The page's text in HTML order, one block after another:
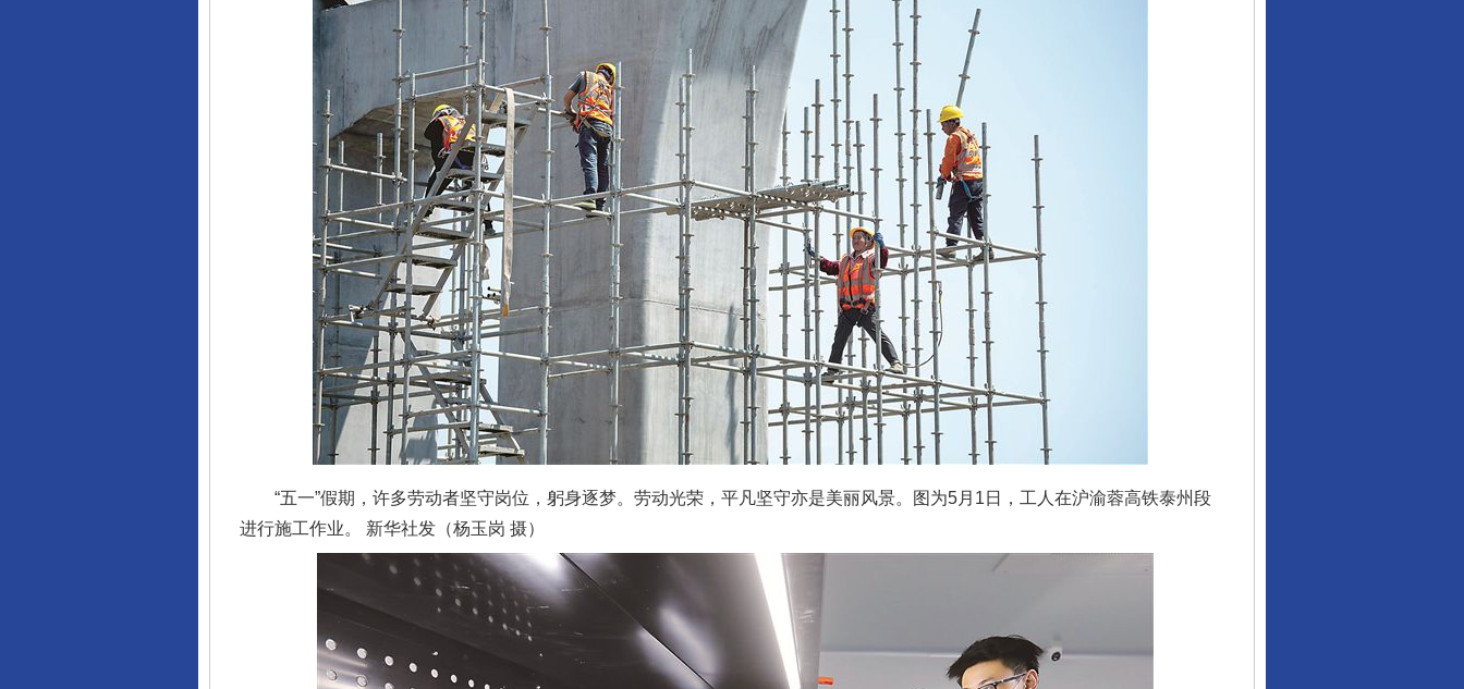
“五一”假期，许多劳动者坚守岗位，躬身逐梦。劳动光荣，平凡坚守亦是美丽风景。图为5月1日，工人在沪渝蓉高铁泰州段
进行施工作业。 新华社发（杨玉岗 摄）